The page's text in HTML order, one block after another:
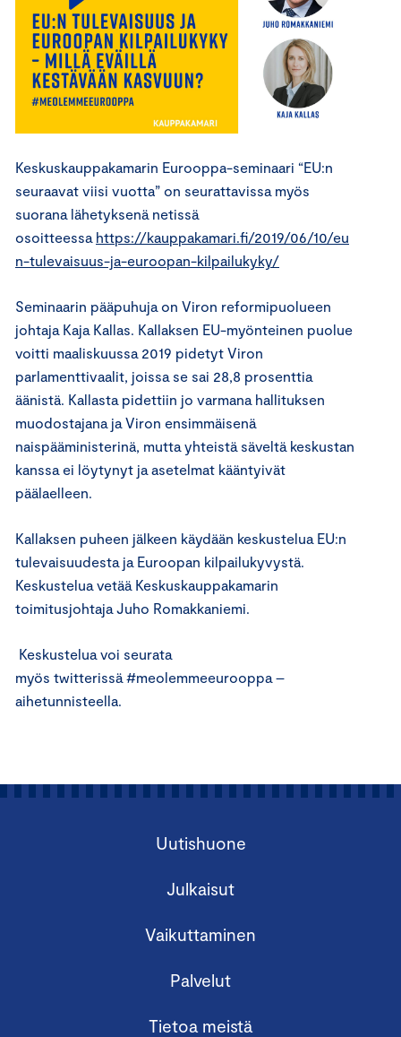
Keskuskauppakamarin Eurooppa-seminaari “EU:n
seuraavat viisi vuotta” on seurattavissa myös
suorana lähetyksenä netissä
osoitteessa https://kauppakamari.fi/2019/06/10/eu
n-tulevaisuus-ja-euroopan-kilpailukyky/
Seminaarin pääpuhuja on Viron reformipuolueen
johtaja Kaja Kallas Kallaksen EU-myönteinen puolue
voitti maaliskuussa 2019 pidetyt Viron
parlamenttivaalit, joissa se sai 28,8 prosenttia
äänistä. Kallasta pidettiin jo varmana hallituksen
muodostajana ja Viron ensimmäisenä
naispääministerinä, mutta yhteistä säveltä keskustan
kanssa ei löytynyt ja asetelmat kääntyivät
päälaelleen.
Kallaksen puheen jälkeen käydään keskustelua EU:n
tulevaisuudesta ja Euroopan kilpailukyvystä.
Keskustelua vetää Keskuskauppakamarin
toimitusjohtaja Juho Romakkaniemi.
Keskustelua voi seurata
myös twitterissä #meolemmeeurooppa –
aihetunnisteella.
Uutishuone
Julkaisut
Vaikuttaminen
Palvelut
Tietoa meistä